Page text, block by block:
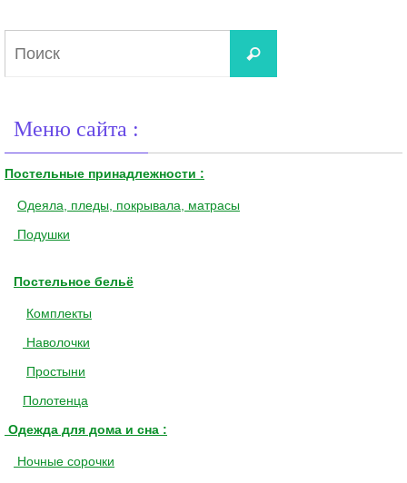
Поиск
Меню сайта :
Постельные принадлежности :
Одеяла, пледы, покрывала, матрасы
Подушки
Постельное бельё
Комплекты
Наволочки
Простыни
Полотенца
Одежда для дома и сна :
Ночные сорочки